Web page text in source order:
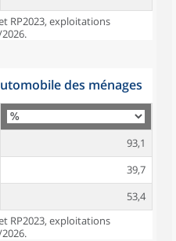
RP2023, exploitations
des ménages
93,1
39,7
53,4
RP2023, exploitations